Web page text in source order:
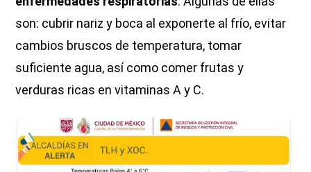
son: cubrir nariz y boca al exponerte al frío, evitar
cambios bruscos de temperatura, tomar
suficiente agua, así como comer frutas y
verduras ricas en vitaminas A y C.